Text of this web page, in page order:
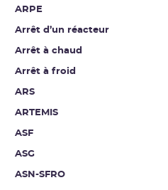
ARPE
Arrêt d’un réacteur
Arrêt à chaud
Arrêt à froid
ARS
ARTEMIS
ASF
ASG
ASN-SFRO